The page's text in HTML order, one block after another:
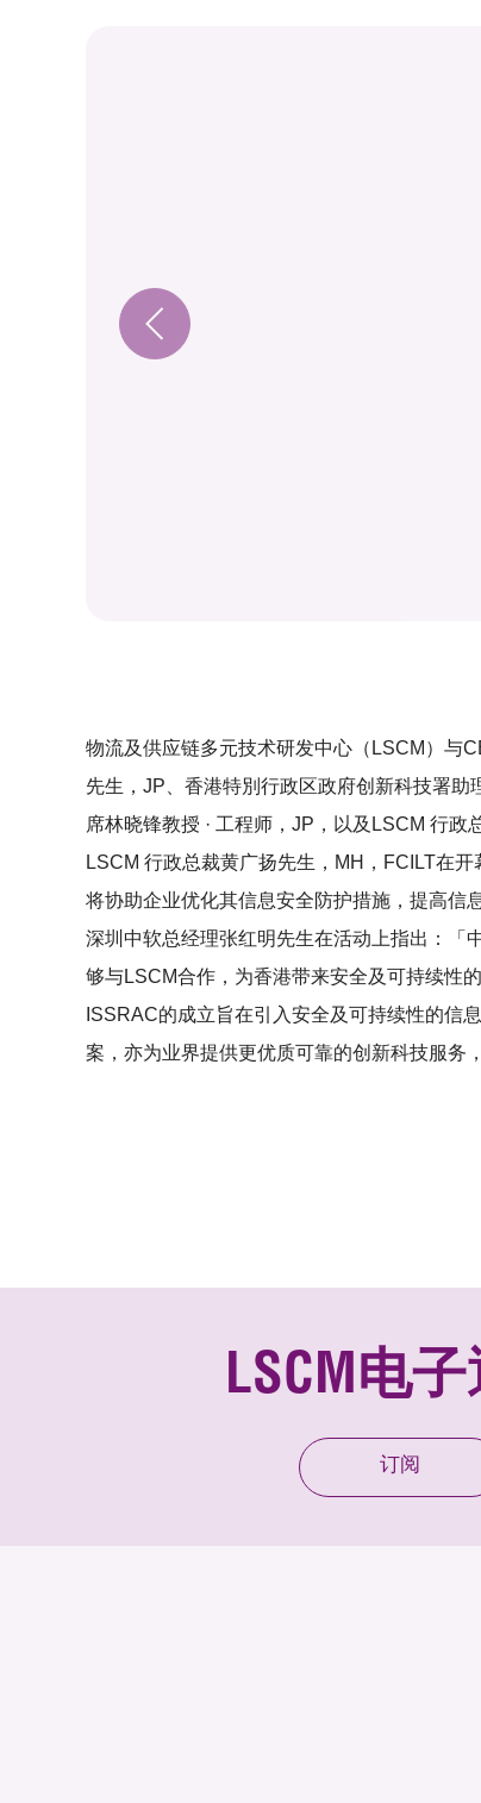
物流及供应链多元技术研发中心（ LSCM ）与
先生， JP 、香港特別行政区政府创新科技署助
席林晓锋教授 · 工程师， JP ，以及 LSCM 行政
LSCM 行政总裁黄广扬先生， MH ， FCILT在开
将协助企业优化其信息安全防护措施，提高信
深圳中软总经理张红明先生在活动上指出：「
够与LSCM合作，为香港带来安全及可持续性
ISSRAC的成立旨在引入安全及可持续性的信
案，亦为业界提供更优质可靠的创新科技服务
LSCM电
订阅